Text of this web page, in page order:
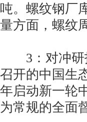
吨。螺纹钢厂
量方面，螺纹
3：对冲研
召开的中国生
年启动新一轮
为常规的全面